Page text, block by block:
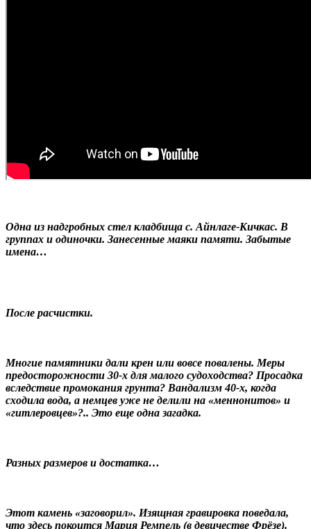
Одна из надгробных стел кладбища с. Айнлаге-Кичкас. В
группах и одиночки. Занесенные маяки памяти. Забытые
имена…
После расчистки.
Многие памятники дали крен или вовсе повалены. Меры
предосторожности 30-х для малого судоходства? Просадка
вследствие промокания грунта? Вандализм 40-х, когда
сходила вода, а немцев уже не делили на «меннонитов» и
«гитлеровцев»?.. Это еще одна загадка.
Разных размеров и достатка…
Этот камень «заговорил». Изящная гравировка поведала,
что здесь покоится Мария Ремпель (в девичестве Фрёзе).